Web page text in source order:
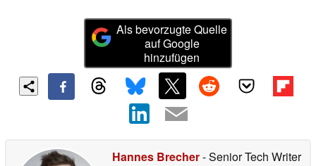
Als bevorzugte Quelle
auf Google
hinzufügen
Hannes Brecher- Senior Tech Writer